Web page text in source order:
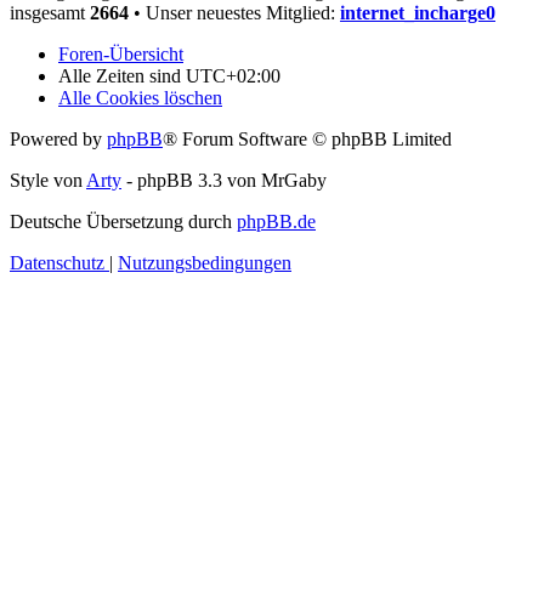
insgesamt 2664 • Unser neuestes Mitglied: internet_incharge0
Foren-Übersicht
Alle Zeiten sind UTC+02:00
Alle Cookies löschen
Powered by phpBB® Forum Software © phpBB Limited
Style von Arty - phpBB 3.3 von MrGaby
Deutsche Übersetzung durch phpBB.de
Datenschutz | Nutzungsbedingungen